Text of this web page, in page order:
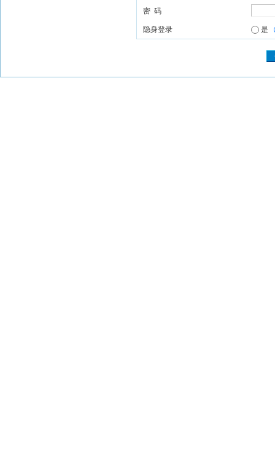
密 码
隐身登录 是